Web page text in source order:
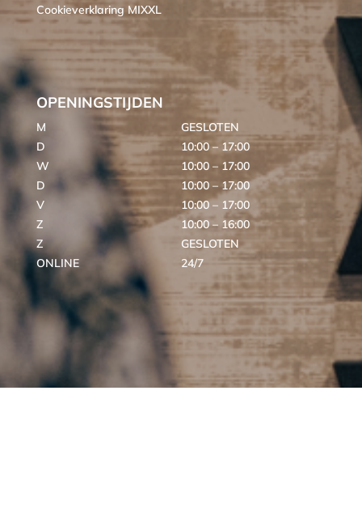
Cookieverklaring MIXXL
OPENINGSTIJDEN
M
GESLOTEN
D
10:00 – 17:00
W
10:00 – 17:00
D
10:00 – 17:00
V
10:00 – 17:00
Z
10:00 – 16:00
Z
GESLOTEN
ONLINE
24/7